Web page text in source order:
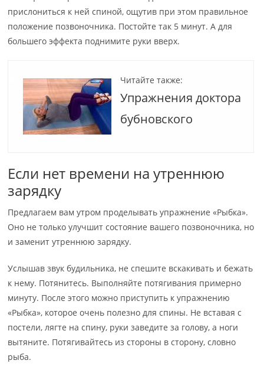
прислониться к ней спиной, ощутив при этом правильное
положение позвоночника. Постойте так 5 минут. А для
большего эффекта поднимите руки вверх.
Читайте также:
Упражнения доктора
бубновского
Если нет времени на утреннюю
зарядку
Предлагаем вам утром проделывать упражнение «Рыбка».
Оно не только улучшит состояние вашего позвоночника, но
и заменит утреннюю зарядку.
Услышав звук будильника, не спешите вскакивать и бежать
к нему. Потянитесь. Выполняйте потягивания примерно
минуту. После этого можно приступить к упражнению
«Рыбка», которое очень полезно для спины. Не вставая с
постели, лягте на спину, руки заведите за голову, а ноги
вытяните. Потягивайтесь из стороны в сторону, словно
рыба.